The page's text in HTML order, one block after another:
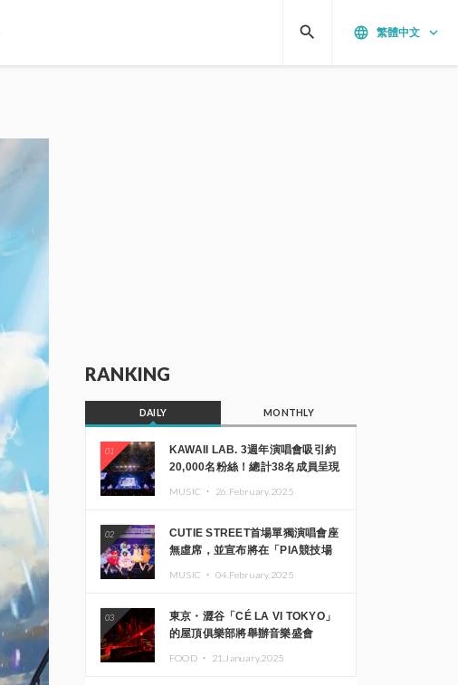
language 繁體中文 keyboard_arrow_down
search
RANKING
DAILY MONTHLY
01
KAWAII LAB. 3週年演唱會吸引約
20,000名粉絲！總計38名成員呈現
MUSIC ・ 26.February.2025
02
CUTIE STREET首場單獨演唱會座
無虛席，並宣布將在「PIA競技場
MUSIC ・ 04.February.2025
03
東京・澀谷「CÉ LA VI TOKYO」
的屋頂俱樂部將舉辦音樂盛會
FOOD ・ 21.January.2025